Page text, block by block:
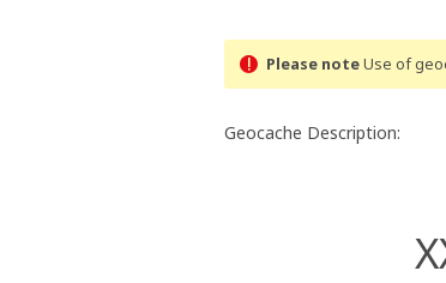
Please noteUse of
Geocache Description: